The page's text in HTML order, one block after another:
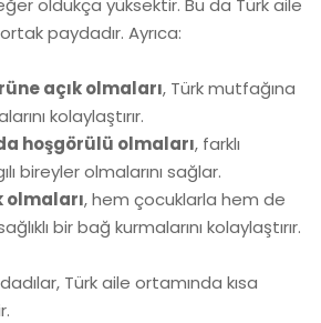
oldukça yüksektir. Bu da Türk aile
paydadır. Ayrıca:
açık olmaları, Türk mutfağına
kolaylaştırır.
hoşgörülü olmaları, farklı
bireyler olmalarını sağlar.
olmaları, hem çocuklarla hem de
bir bağ kurmalarını kolaylaştırır.
Türk aile ortamında kısa